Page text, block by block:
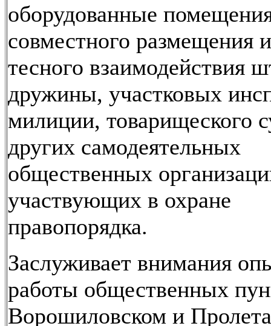
оборудованные
совместного размещения
тесного взаимодействия
дружины, участковых
милиции, товарищеского
других самодеятельных
общественных
участвующих в охране
правопорядка.
Заслуживает внимания
работы общественных
Ворошиловском и